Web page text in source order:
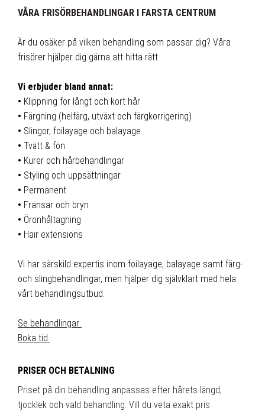
VÅRA FRISÖRBEHANDLINGAR I FARSTA CENTRUM
Är du osäker på vilken behandling som passar dig? Våra
frisörer hjälper dig gärna att hitta rätt.
Vi erbjuder bland annat:
• Klippning för långt och kort hår
• Färgning (helfärg, utväxt och färgkorrigering)
• Slingor, foilayage och balayage
• Tvätt & fön
• Kurer och hårbehandlingar
• Styling och uppsättningar
• Permanent
• Fransar och bryn
• Öronhåltagning
• Hair extensions
Vi har särskild expertis inom foilayage, balayage samt färg-
och slingbehandlingar, men hjälper dig självklart med hela
vårt behandlingsutbud.
Se behandlingar
Boka tid
PRISER OCH BETALNING
Priset på din behandling anpassas efter hårets längd,
tjocklek och vald behandling. Vill du veta exakt pris